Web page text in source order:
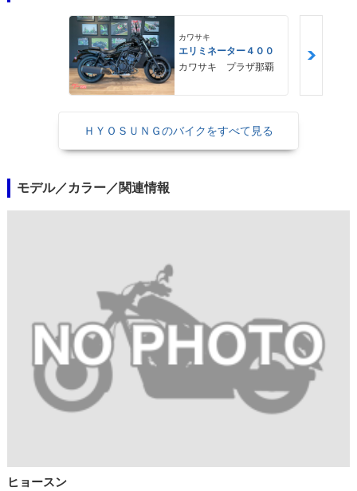
カワサキ
エリミネーター４００
カワサキ プラザ那覇
ＨＹＯＳＵＮＧのバイクをすべて見る
モデル／カラー／関連情報
ヒョースン